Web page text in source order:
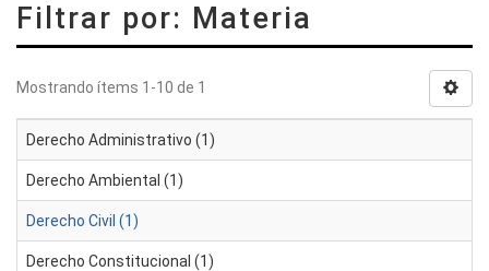
Filtrar por: Materia
Mostrando ítems 1-10 de 1
Derecho Administrativo (1)
Derecho Ambiental (1)
Derecho Civil (1)
Derecho Constitucional (1)